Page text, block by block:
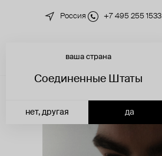
Россия +7 495 255 1533
новинкиваша страна
Соединенные Штаты
да
нет, другая